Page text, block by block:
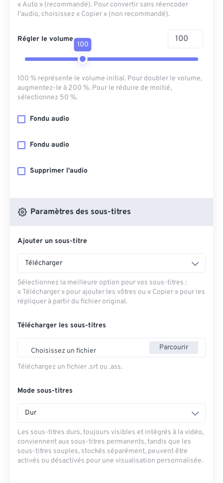
« Auto » (recommandé). Pour convertir sans réencoder
l'audio, choisissez « Copier » (non recommandé).
Régler le volume
100
100 % représente le volume initial. Pour doubler le volume,
augmentez-le à 200 %. Pour le réduire de moitié,
sélectionnez 50 %.
Fondu audio
Fondu audio
Supprimer l'audio
Paramètres des sous-titres
Ajouter un sous-titre
Télécharger
Sélectionnez la meilleure option pour vos sous-titres :
« Télécharger » pour ajouter les vôtres ou « Copier » pour les
répliquer à partir du fichier original.
Télécharger les sous-titres
Choisissez un fichier Parcourir
Téléchargez un fichier .srt ou .ass.
Mode sous-titres
Dur
Les sous-titres durs, toujours visibles et intégrés à la vidéo,
conviennent aux sous-titres permanents, tandis que les
sous-titres souples, stockés séparément, peuvent être
activés ou désactivés pour une visualisation personnalisée.